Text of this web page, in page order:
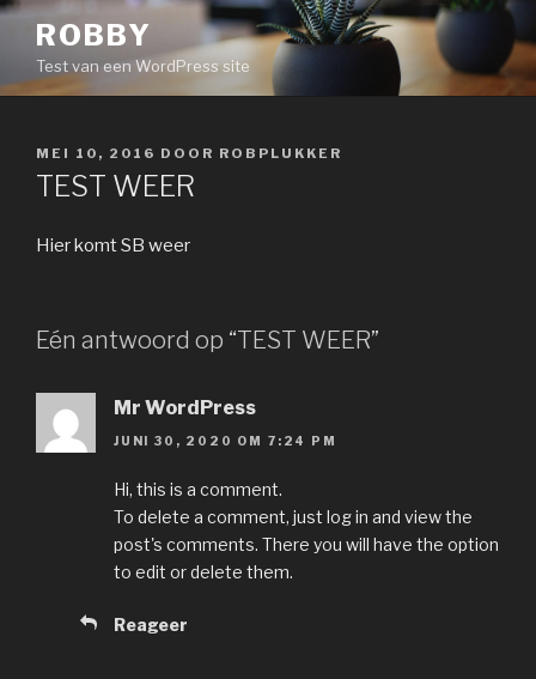
Naar
inhoud
springen
ROBBY
Test van een WordPress site
GEPLAATST
OP
MEI 10, 2016 DOOR ROBPLUKKER
TEST WEER
Hier komt SB weer
Eén antwoord op “TEST WEER”
Mr WordPress
JUNI 30, 2020 OM 7:24 PM
Hi, this is a comment.
To delete a comment, just log in and view the
post's comments. There you will have the option
to edit or delete them.
Reageer